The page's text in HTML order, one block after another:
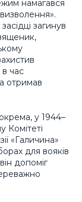
намагався
загинув
час
отримав
у 1944–
Комітеті
«Галичина»
для вояків
допоміг